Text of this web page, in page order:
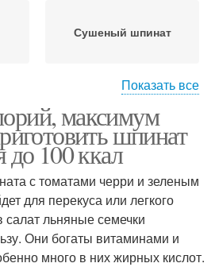
Сушеный шпинат
Крем-суп из шпината
Каша из шпината
Показать все
максимум
шпинат
до 100 ккал
с томатами черри и зеленым
для перекуса или легкого
льняные семечки
Они богаты витаминами и
много в них жирных кислот.